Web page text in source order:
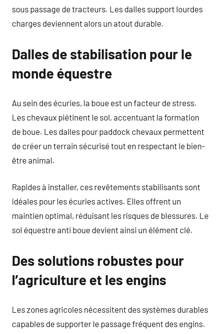
sous passage de tracteurs. Les dalles support lourdes
charges deviennent alors un atout durable.
Dalles de stabilisation pour le
monde équestre
Au sein des écuries, la boue est un facteur de stress.
Les chevaux piétinent le sol, accentuant la formation
de boue. Les dalles pour paddock chevaux permettent
de créer un terrain sécurisé tout en respectant le bien-
être animal.
Rapides à installer, ces revêtements stabilisants sont
idéales pour les écuries actives. Elles offrent un
maintien optimal, réduisant les risques de blessures. Le
sol équestre anti boue devient ainsi un élément clé.
Des solutions robustes pour
l’agriculture et les engins
Les zones agricoles nécessitent des systèmes durables
capables de supporter le passage fréquent des engins.